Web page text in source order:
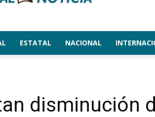
ESTATAL NACIONAL
disminución